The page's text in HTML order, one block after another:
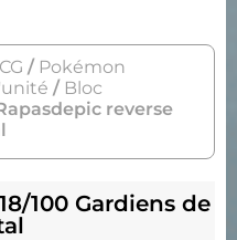
/ Pokémon
/ Bloc
reverse
100 Gardiens de